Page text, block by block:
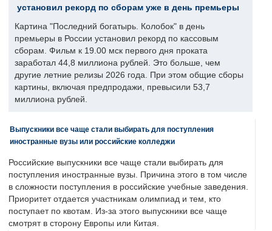
установил рекорд по сборам уже в день премьеры
Картина "Последний богатырь. Колобок" в день
премьеры в России установил рекорд по кассовым
сборам. Фильм к 19.00 мск первого дня проката
заработал 44,8 миллиона рублей. Это больше, чем
другие летние релизы 2026 года. При этом общие сборы
картины, включая предпродажи, превысили 53,7
миллиона рублей.
Выпускники все чаще стали выбирать для поступления
иностранные вузы или российские колледжи
Российские выпускники все чаще стали выбирать для
поступления иностранные вузы. Причина этого в том числе
в сложности поступления в российские учебные заведения.
Приоритет отдается участникам олимпиад и тем, кто
поступает по квотам. Из-за этого выпускники все чаще
смотрят в сторону Европы или Китая.